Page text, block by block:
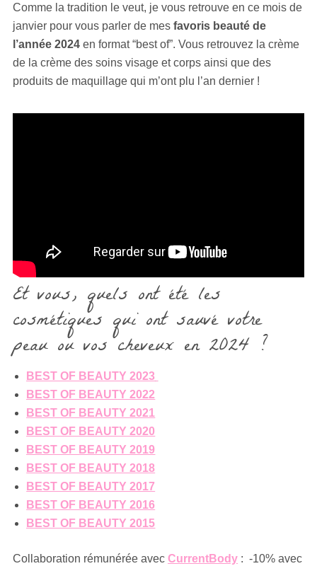
Comme la tradition le veut, je vous retrouve en ce mois de
janvier pour vous parler de mes favoris beauté de
l’année 2024 en format “best of”. Vous retrouvez la crème
de la crème des soins visage et corps ainsi que des
produits de maquillage qui m’ont plu l’an dernier !
Et vous, quels ont été les
cosmétiques qui ont sauvé votre
peau ou vos cheveux en 2024 ?
BEST OF BEAUTY 2023
BEST OF BEAUTY 2022
BEST OF BEAUTY 2021
BEST OF BEAUTY 2020
BEST OF BEAUTY 2019
BEST OF BEAUTY 2018
BEST OF BEAUTY 2017
BEST OF BEAUTY 2016
BEST OF BEAUTY 2015
Collaboration rémunérée avec CurrentBody : -10% avec